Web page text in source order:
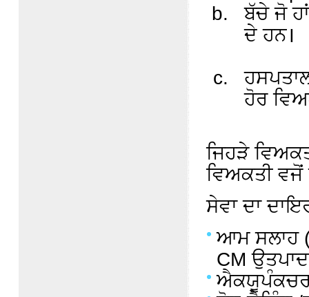
ਬੱਚੇ ਜੋ
ਦੇ ਹਨ।
ਹੋਰ
ਜਿਹੜੇ
ਵਿਅਕਤੀ ਵਜੋਂ
ਸੇਵਾ ਦਾ
ਆਮ ਸਲਾਹ
CM